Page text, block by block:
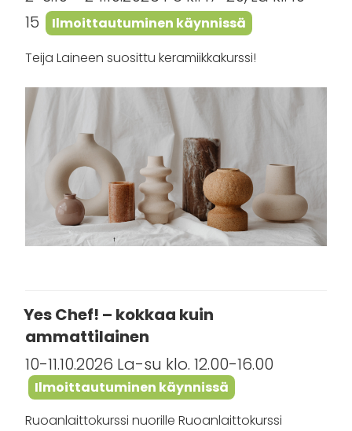
15
Ilmoittautuminen käynnissä
Teija Laineen suosittu keramiikkakurssi!
Yes Chef! – kokkaa kuin
ammattilainen
10-11.10.2026 La-su klo. 12.00-16.00
Ilmoittautuminen käynnissä
Ruoanlaittokurssi nuorille Ruoanlaittokurssi